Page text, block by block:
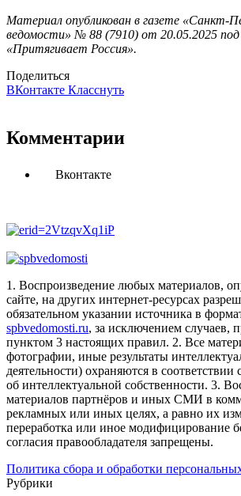
Материал опубликован в газете «Санкт-
ведомости» № 88 (7910) от 20.05.2025 под
«Притягивает Россия».
Поделиться
ВКонтакте Класснуть
Комментарии
Вконтакте
1. Воспроизведение любых материалов,
сайте, на других интернет-ресурсах
обязательном указании источника в
spbvedomosti.ru, за исключением случаев,
пунктом 3 настоящих правил. 2. Все
фотографии, иные результаты
деятельности) охраняются в соответствии
об интеллектуальной собственности. 3.
материалов партнёров и иных СМИ в
рекламных или иных целях, а равно их
переработка или иное модифицирование
согласия правообладателя запрещены.
Политика сбора и обработки
Рубрики